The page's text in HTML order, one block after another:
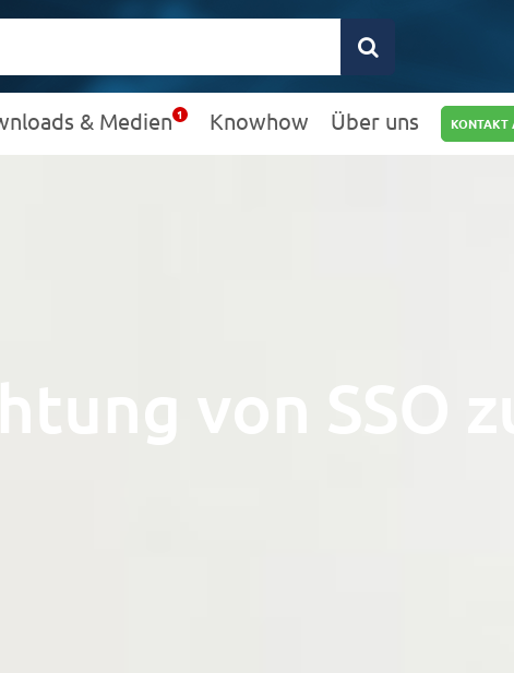
& Medien Knowhow Über uns KONTAKT
von SSO